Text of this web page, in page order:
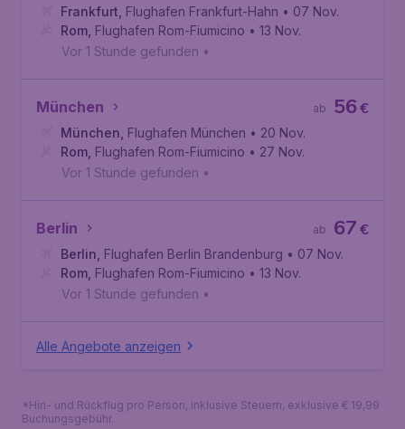
Frankfurt Flughafen Frankfurt-Hahn • 07 Nov.
Rom Flughafen Rom-Fiumicino • 13 Nov.
Vor 1 Stunde gefunden •
München €
56
ab
München Flughafen München • 20 Nov.
Rom Flughafen Rom-Fiumicino • 27 Nov.
Vor 1 Stunde gefunden •
Berlin €
67
ab
Berlin Flughafen Berlin Brandenburg • 07 Nov.
Rom Flughafen Rom-Fiumicino • 13 Nov.
Vor 1 Stunde gefunden •
Alle Angebote anzeigen
*Hin- und Rückflug pro Person, inklusive Steuern, exklusive € 19,99
Buchungsgebühr.